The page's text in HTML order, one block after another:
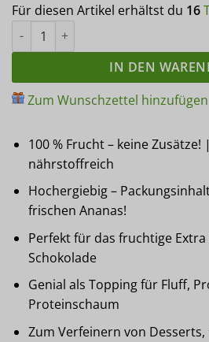
Für diesen Artikel erhältst du 16
Fruchtpulver ANANAS
IN DEN
Zum Wunschzettel hinzufügen
100 % Frucht – keine
nährstoffreich
Hochergiebig –
frischen Ananas!
Perfekt für das fruchtige
Schokolade
Genial als Topping für Fluff,
Proteinschaum
Zum Verfeinern von Desserts,